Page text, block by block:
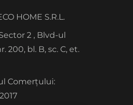
HOME S.R.L.
2 , Blvd-ul
200, bl. B, sc. C, et.
Comerțului: